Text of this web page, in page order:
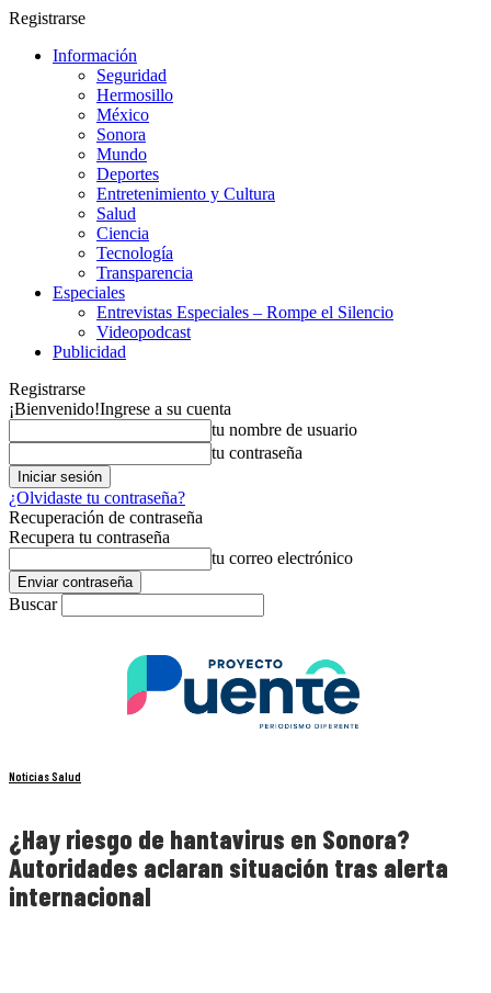
Registrarse
Información
Seguridad
Hermosillo
México
Sonora
Mundo
Deportes
Entretenimiento y Cultura
Salud
Ciencia
Tecnología
Transparencia
Especiales
Entrevistas Especiales – Rompe el Silencio
Videopodcast
Publicidad
Registrarse
¡Bienvenido!Ingrese a su cuenta
tu nombre de usuario
tu contraseña
¿Olvidaste tu contraseña?
Recuperación de contraseña
Recupera tu contraseña
tu correo electrónico
Buscar
Noticias Salud
¿Hay riesgo de hantavirus en Sonora?
Autoridades aclaran situación tras alerta
internacional